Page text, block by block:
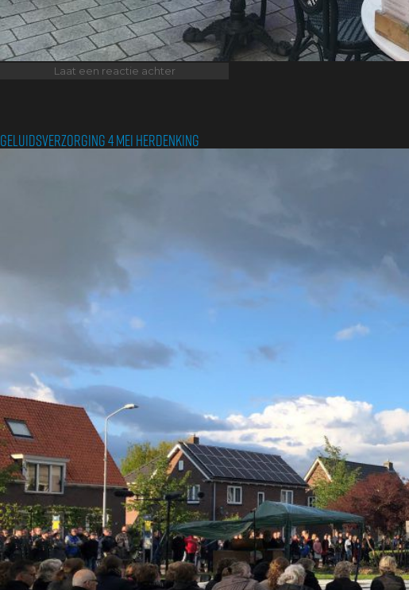
Laat een reactie achterop
Arsenaal
Geluidsverzorging 4 mei Herdenking